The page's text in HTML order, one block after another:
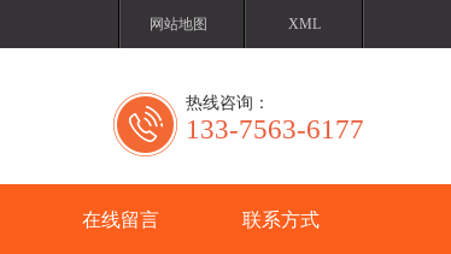
网站地图 XML
热线咨询：
133-7563-6177
在线留言 联系方式